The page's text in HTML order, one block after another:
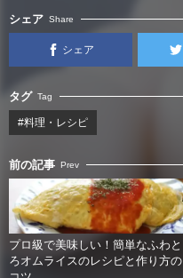
シェア Share
シェア
タグ Tag
#料理・レシピ
前の記事 Prev
プロ級で美味しい！簡単なふわと
ろオムライスのレシピと作り方の